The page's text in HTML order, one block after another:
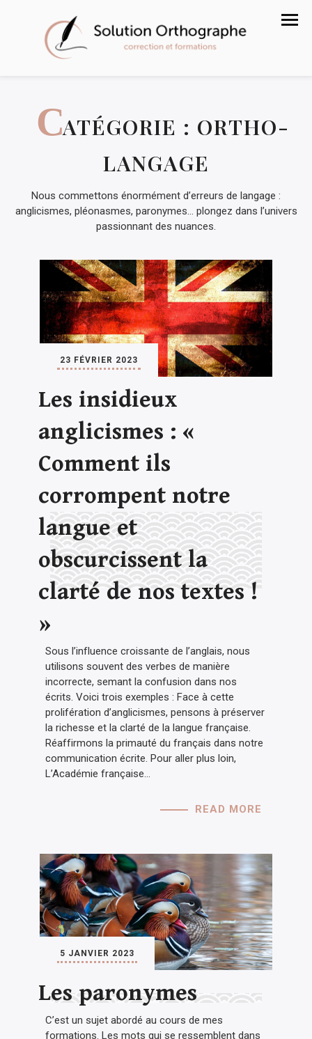
CATÉGORIE : ORTHO-
LANGAGE
Nous commettons énormément d’erreurs de langage :
anglicismes, pléonasmes, paronymes… plongez dans l’univers
passionnant des nuances.
23 FÉVRIER 2023
Les insidieux
anglicismes : «
Comment ils
corrompent notre
langue et
obscurcissent la
clarté de nos textes !
»
Sous l’influence croissante de l’anglais, nous
utilisons souvent des verbes de manière
incorrecte, semant la confusion dans nos
écrits. Voici trois exemples : Face à cette
prolifération d’anglicismes, pensons à préserver
la richesse et la clarté de la langue française.
Réaffirmons la primauté du français dans notre
communication écrite. Pour aller plus loin,
L’Académie française…
READ MORE
5 JANVIER 2023
Les paronymes
C’est un sujet abordé au cours de mes
formations. Les mots qui se ressemblent dans